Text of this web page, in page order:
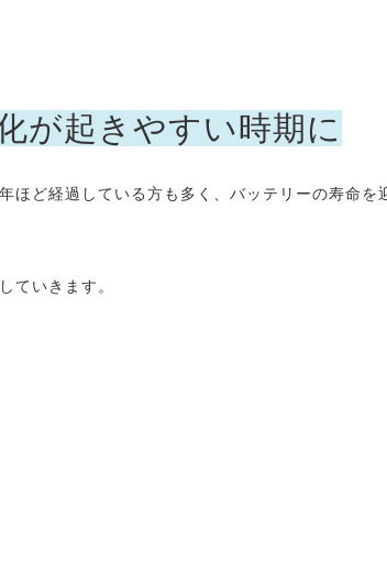
が起きやすい時期に
ほど経過している方も多く、バッテリーの寿命を
ていきます。